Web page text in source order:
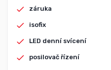
záruka
isofix
LED denní svícení
posilovač řízení